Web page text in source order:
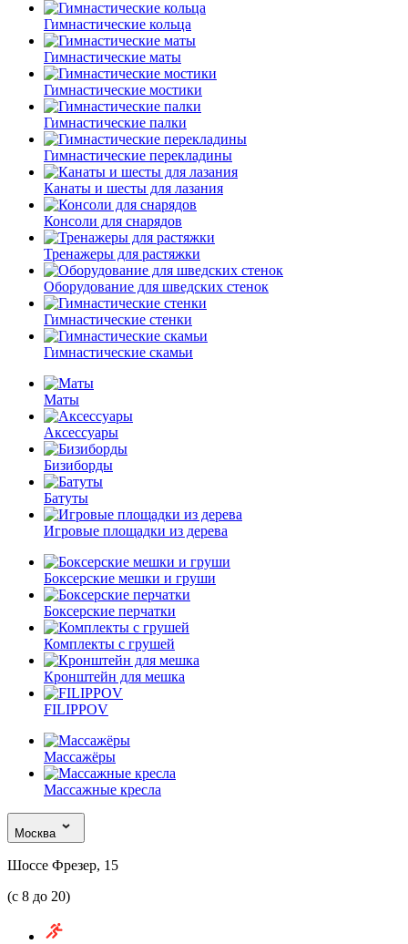
Гимнастические кольца
Гимнастические маты
Гимнастические мостики
Гимнастические палки
Гимнастические перекладины
Канаты и шесты для лазания
Консоли для снарядов
Тренажеры для растяжки
Оборудование для шведских стенок
Гимнастические стенки
Гимнастические скамьи
Маты
Аксессуары
Бизиборды
Батуты
Игровые площадки из дерева
Боксерские мешки и груши
Боксерские перчатки
Комплекты с грушей
Кронштейн для мешка
FILIPPOV
Массажёры
Массажные кресла
Москва
Шоссе Фрезер, 15
(с 8 до 20)